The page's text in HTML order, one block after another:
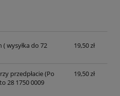
kosztów płatności
( wysyłka do 72
19,50 zł
przedpłacie(Po
28 1750 0009
19,50 zł